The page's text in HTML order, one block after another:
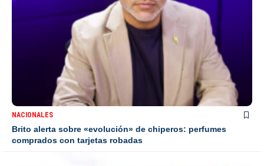
NACIONALES
Brito alerta sobre «evolución» de chiperos: perfumes
comprados con tarjetas robadas